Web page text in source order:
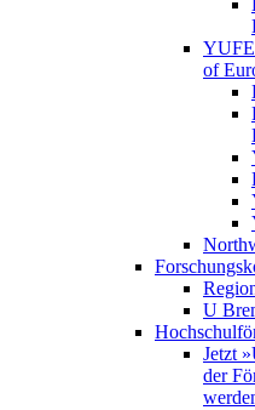
YUFE
of
U
Jetzt
der